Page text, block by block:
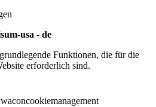
usa - de
Funktionen, die für die
erforderlich sind.